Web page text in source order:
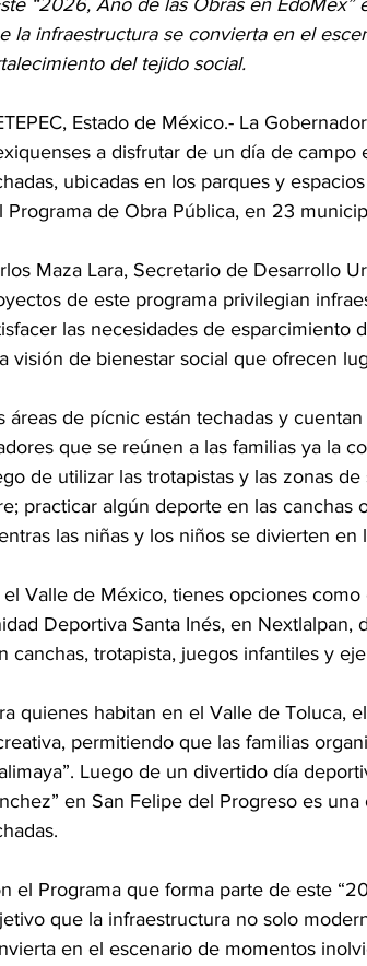
“2026, Año de las Obras en
la infraestructura se convierta en el
del tejido social.
Estado de México.- La
a disfrutar de un día de
ubicadas en los parques y
Programa de Obra Pública, en 23
Maza Lara, Secretario de Desarrollo
de este programa privilegian
las necesidades de esparcimiento
visión de bienestar social que ofrecen
áreas de pícnic están techadas y
que se reúnen a las familias ya la
de utilizar las trotapistas y las zonas
practicar algún deporte en las canchas
las niñas y los niños se divierten en
el Valle de México, tienes opciones
Deportiva Santa Inés, en Nextlalpan,
canchas, trotapista, juegos infantiles y
quienes habitan en el Valle de Toluca,
permitiendo que las familias
Luego de un divertido día
en San Felipe del Progreso es
el Programa que forma parte de este
que la infraestructura no solo
en el escenario de momentos